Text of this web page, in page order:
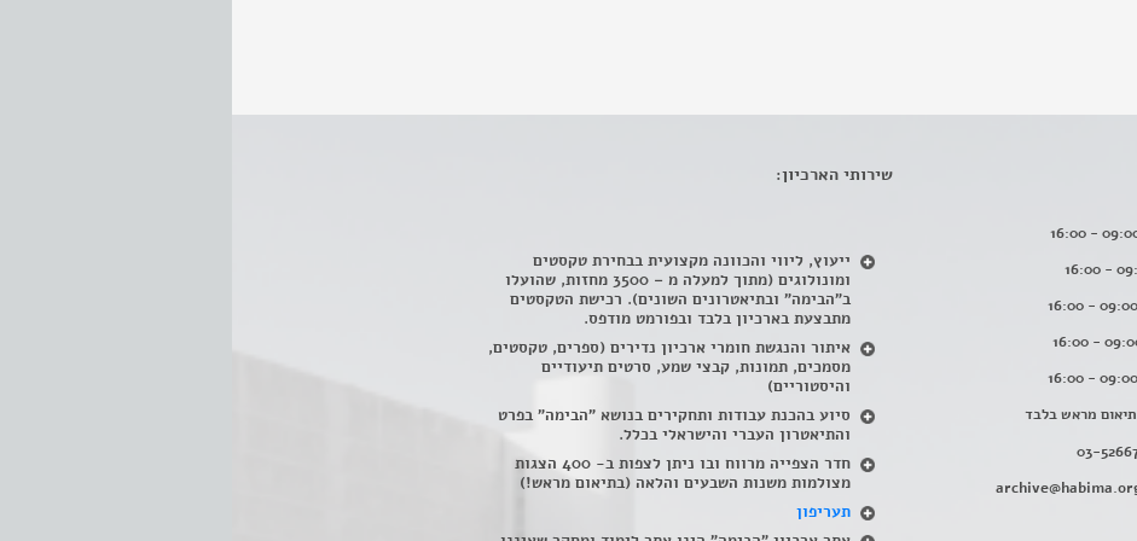
מראש בלבד
03-
שירותי הארכיון:
ייעוץ, ליווי והכוונה מקצועית בבחירת טקסטים
ומונולוגים (מתוך למעלה מ – 3500 מחזות, שהועלו
ב"הבימה" ובתיאטרונים השונים). רכישת הטקסטים
מתבצעת בארכיון בלבד ובפורמט מודפס.
איתור והנגשת חומרי ארכיון נדירים (ספרים, טקסטים,
מסמכים, תמונות, קבצי שמע, סרטים תיעודיים
והיסטוריים)
סיוע בהכנת עבודות ותחקירים בנושא "הבימה" בפרט
והתיאטרון העברי והישראלי בכלל.
חדר הצפייה מרווח ובו ניתן לצפות ב- 400 הצגות
מצולמות משנות השבעים והלאה (בתיאום מראש!)
תעריפון